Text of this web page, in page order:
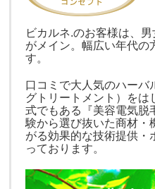
ビカルネ.のお客様は、
がメイン。幅広い年代の
す。
口コミで大人気のハーバ
グトリートメント）をは
式でもある『美容電気脱
験から選び抜いた商材・
がる効果的な技術提供・
っております。